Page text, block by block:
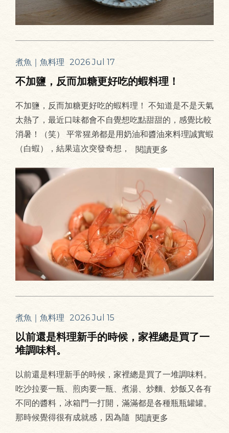
煮魚｜魚料理 2026 Jul 17
不加鹽，反而加糖更好吃的蝦料理！
不加鹽，反而加糖更好吃的蝦料理！ 不知道是不是天氣
太熱了，最近口味都會不自覺想吃點甜甜的，感覺比較
消暑！（笑） 平常猩弟都是用奶油和醬油來料理誠實蝦
（白蝦），結果這次突發奇想，
閱讀更多
煮魚｜魚料理 2026 Jul 15
以前還是料理新手的時候，家裡總是買了一
堆調味料。
以前還是料理新手的時候，家裡總是買了一堆調味料。
吃沙拉要一瓶、煎肉要一瓶、煮湯、炒麵、炒飯又各有
不同的醬料，冰箱門一打開，滿滿都是各種瓶瓶罐罐。
那時候覺得很有成就感，因為隨 閱讀更多